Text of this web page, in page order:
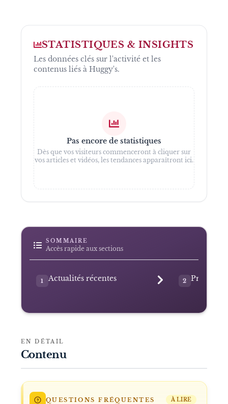
STATISTIQUES & INSIGHTS
Les données clés sur l'activité et les
contenus liés à Huggy's.
Pas encore de statistiques
Dès que vos visiteurs commenceront à cliquer sur
vos articles et vidéos, les tendances apparaîtront ici.
SOMMAIRE
Accès rapide aux sections
1 Actualités récentes 2
EN DÉTAIL
Contenu
QUESTIONS FRÉQUENTES À LIRE